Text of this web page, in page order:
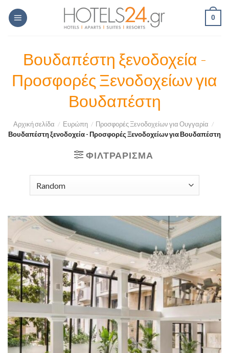
Skip
0
Βουδαπέστη ξενοδοχεία -
Προσφορές Ξενοδοχείων για
Βουδαπέστη
Αρχική σελίδα / Ευρώπη / Προσφορές Ξενοδοχείων για Ουγγαρία /
Βουδαπέστη ξενοδοχεία - Προσφορές Ξενοδοχείων για Βουδαπέστη
ΦΙΛΤΡΆΡΙΣΜΑ